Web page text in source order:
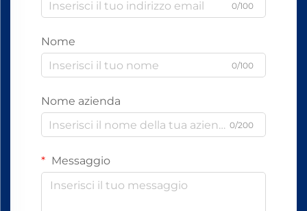
0/100
Nome
0/100
Nome azienda
0/200
Messaggio